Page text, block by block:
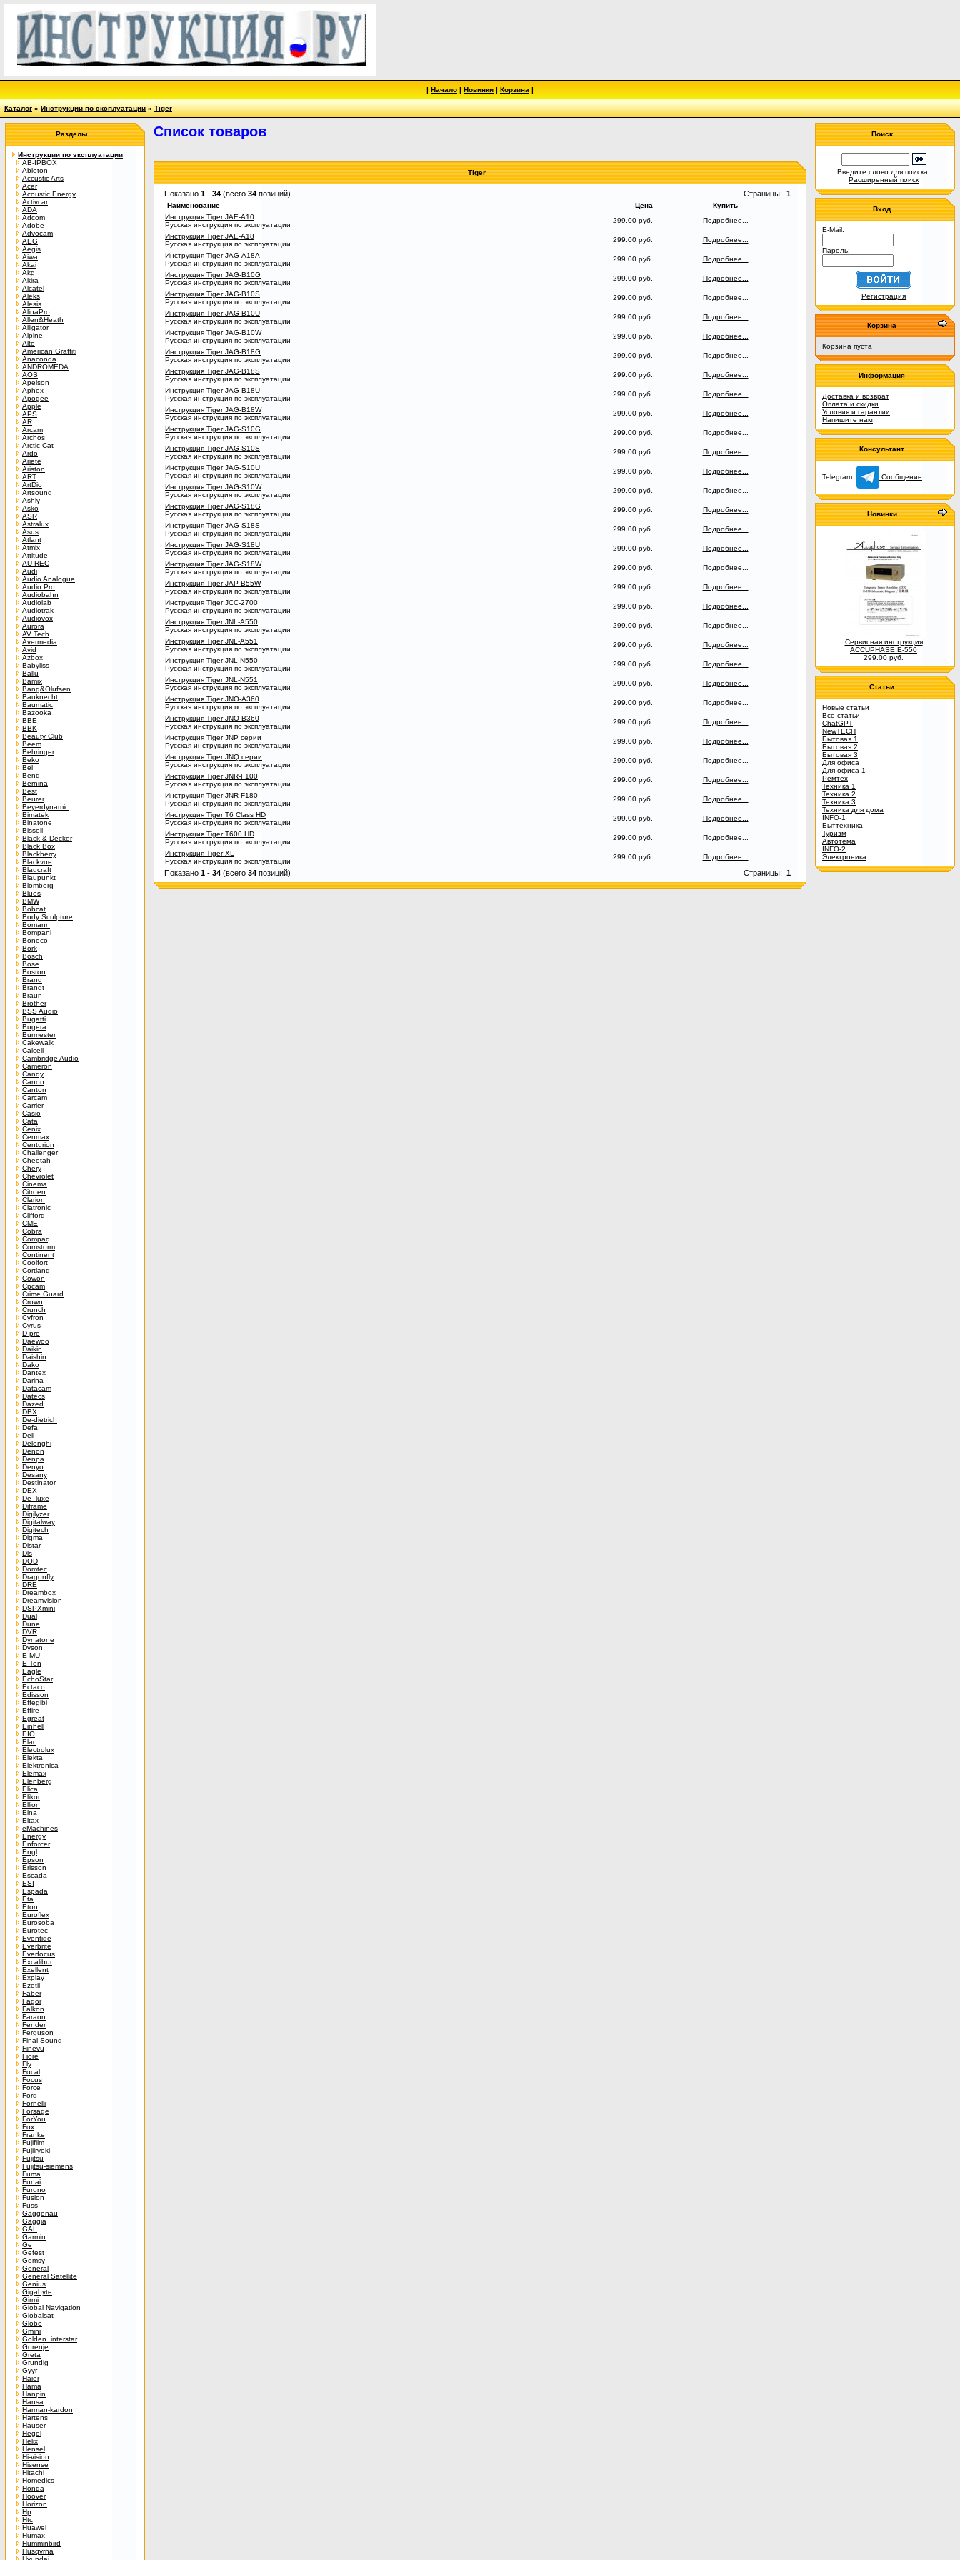
| Начало | Новинки | Корзина |
Каталог»Инструкции по эксплуатации»Tiger
Разделы
Инструкции по эксплуатации
AB-IPBOX
Ableton
Accustic Arts
Acer
Acoustic Energy
Activcar
ADA
Adcom
Adobe
Advocam
AEG
Aegis
Aiwa
Akai
Akg
Akira
Alcatel
Aleks
Alesis
AlinaPro
Allen&Heath
Alligator
Alpine
Alto
American Graffiti
Anaconda
ANDROMEDA
AOS
Apelson
Aphex
Apogee
Apple
APS
AR
Arcam
Archos
Arctic Cat
Ardo
Ariete
Ariston
ART
ArtDio
Artsound
Ashly
Asko
ASR
Astralux
Asus
Atlant
Atmix
Attitude
AU-REC
Audi
Audio Analogue
Audio Pro
Audiobahn
Audiolab
Audiotrak
Audiovox
Aurora
AV Tech
Avermedia
Avid
Azbox
Babyliss
Ballu
Bamix
Bang&Olufsen
Bauknecht
Baumatic
Bazooka
BBE
BBK
Beauty Club
Beem
Behringer
Beko
Bel
Benq
Bernina
Best
Beurer
Beyerdynamic
Bimatek
Binatone
Bissell
Black & Decker
Black Box
Blackberry
Blackvue
Blaucraft
Blaupunkt
Blomberg
Blues
BMW
Bobcat
Body Sculpture
Bomann
Bompani
Boneco
Bork
Bosch
Bose
Boston
Brand
Brandt
Braun
Brother
BSS Audio
Bugatti
Bugera
Burmester
Cakewalk
Calcell
Cambridge Audio
Cameron
Candy
Canon
Canton
Carcam
Carrier
Casio
Cata
Cenix
Cenmax
Centurion
Challenger
Cheetah
Chery
Chevrolet
Cinema
Citroen
Clarion
Clatronic
Clifford
CME
Cobra
Compaq
Comstorm
Continent
Coolfort
Cortland
Cowon
Cpcam
Crime Guard
Crown
Crunch
Cyfron
Cyrus
D-pro
Daewoo
Daikin
Daishin
Dako
Dantex
Darina
Datacam
Datecs
Dazed
DBX
De-dietrich
Defa
Dell
Delonghi
Denon
Denpa
Denyo
Desany
Destinator
DEX
De_luxe
Diframe
Digilyzer
Digitalway
Digitech
Digma
Distar
Dls
DOD
Domtec
Dragonfly
DRE
Dreambox
Dreamvision
DSPXmini
Dual
Dune
DVR
Dynatone
Dyson
E-MU
E-Ten
Eagle
EchoStar
Ectaco
Edisson
Effegibi
Effire
Egreat
Einhell
EIO
Elac
Electrolux
Elekta
Elektronica
Elemax
Elenberg
Elica
Elikor
Ellion
Elna
Eltax
eMachines
Energy
Enforcer
Engl
Epson
Erisson
Escada
ESI
Espada
Eta
Eton
Euroflex
Eurosoba
Eurotec
Eventide
Everbrite
Everfocus
Excalibur
Exellent
Explay
Ezetil
Faber
Fagor
Falkon
Faraon
Fender
Ferguson
Final-Sound
Finevu
Fiore
Fly
Focal
Focus
Force
Ford
Fornelli
Forsage
ForYou
Fox
Franke
Fujifilm
Fujiiryoki
Fujitsu
Fujitsu-siemens
Fuma
Funai
Furuno
Fusion
Fuss
Gaggenau
Gaggia
GAL
Garmin
Ge
Gefest
Gemsy
General
General Satellite
Genius
Gigabyte
Girmi
Global Navigation
Globalsat
Globo
Gmini
Golden_interstar
Gorenje
Greta
Grundig
Gyyr
Haier
Hama
Hanpin
Hansa
Harman-kardon
Hartens
Hauser
Hegel
Helix
Hensel
Hi-vision
Hisense
Hitachi
Homedics
Honda
Hoover
Horizon
Hp
Htc
Huawei
Humax
Humminbird
Husqvrna
Список товаров
Tiger
Показано 1 - 34 (всего 34 позиций) Страницы: 1
Наименование Цена
Купить
Инструкция Tiger JAE-A10
Русская инструкция по эксплуатации
299.00 руб.
Подробнее...
Инструкция Tiger JAE-A18
Русская инструкция по эксплуатации
299.00 руб.
Подробнее...
Инструкция Tiger JAG-A18A
Русская инструкция по эксплуатации
299.00 руб.
Подробнее...
Инструкция Tiger JAG-B10G
Русская инструкция по эксплуатации
299.00 руб.
Подробнее...
Инструкция Tiger JAG-B10S
Русская инструкция по эксплуатации
299.00 руб.
Подробнее...
Инструкция Tiger JAG-B10U
Русская инструкция по эксплуатации
299.00 руб.
Подробнее...
Инструкция Tiger JAG-B10W
Русская инструкция по эксплуатации
299.00 руб.
Подробнее...
Инструкция Tiger JAG-B18G
Русская инструкция по эксплуатации
299.00 руб.
Подробнее...
Инструкция Tiger JAG-B18S
Русская инструкция по эксплуатации
299.00 руб.
Подробнее...
Инструкция Tiger JAG-B18U
Русская инструкция по эксплуатации
299.00 руб.
Подробнее...
Инструкция Tiger JAG-B18W
Русская инструкция по эксплуатации
299.00 руб.
Подробнее...
Инструкция Tiger JAG-S10G
Русская инструкция по эксплуатации
299.00 руб.
Подробнее...
Инструкция Tiger JAG-S10S
Русская инструкция по эксплуатации
299.00 руб.
Подробнее...
Инструкция Tiger JAG-S10U
Русская инструкция по эксплуатации
299.00 руб.
Подробнее...
Инструкция Tiger JAG-S10W
Русская инструкция по эксплуатации
299.00 руб.
Подробнее...
Инструкция Tiger JAG-S18G
Русская инструкция по эксплуатации
299.00 руб.
Подробнее...
Инструкция Tiger JAG-S18S
Русская инструкция по эксплуатации
299.00 руб.
Подробнее...
Инструкция Tiger JAG-S18U
Русская инструкция по эксплуатации
299.00 руб.
Подробнее...
Инструкция Tiger JAG-S18W
Русская инструкция по эксплуатации
299.00 руб.
Подробнее...
Инструкция Tiger JAP-B55W
Русская инструкция по эксплуатации
299.00 руб.
Подробнее...
Инструкция Tiger JCC-2700
Русская инструкция по эксплуатации
299.00 руб.
Подробнее...
Инструкция Tiger JNL-A550
Русская инструкция по эксплуатации
299.00 руб.
Подробнее...
Инструкция Tiger JNL-A551
Русская инструкция по эксплуатации
299.00 руб.
Подробнее...
Инструкция Tiger JNL-N550
Русская инструкция по эксплуатации
299.00 руб.
Подробнее...
Инструкция Tiger JNL-N551
Русская инструкция по эксплуатации
299.00 руб.
Подробнее...
Инструкция Tiger JNO-A360
Русская инструкция по эксплуатации
299.00 руб.
Подробнее...
Инструкция Tiger JNO-B360
Русская инструкция по эксплуатации
299.00 руб.
Подробнее...
Инструкция Tiger JNP серии
Русская инструкция по эксплуатации
299.00 руб.
Подробнее...
Инструкция Tiger JNQ серии
Русская инструкция по эксплуатации
299.00 руб.
Подробнее...
Инструкция Tiger JNR-F100
Русская инструкция по эксплуатации
299.00 руб.
Подробнее...
Инструкция Tiger JNR-F180
Русская инструкция по эксплуатации
299.00 руб.
Подробнее...
Инструкция Tiger T6 Class HD
Русская инструкция по эксплуатации
299.00 руб.
Подробнее...
Инструкция Tiger T600 HD
Русская инструкция по эксплуатации
299.00 руб.
Подробнее...
Инструкция Tiger XL
Русская инструкция по эксплуатации
299.00 руб. Подробнее...
Показано 1 - 34 (всего 34 позиций) Страницы: 1
Поиск
Введите слово для поиска.
Расширенный поиск
Вход
E-Mail:
Пароль:
Регистрация
Корзина
Корзина пуста
Информация
Доставка и возврат
Оплата и скидки
Условия и гарантии
Напишите нам
Консультант
Telegram: Сообщение
Новинки
Сервисная инструкция
ACCUPHASE E-550
299.00 руб.
Статьи
Новые статьи
Все статьи
ChatGPT
NewTECH
Бытовая 1
Бытовая 2
Бытовая 3
Для офиса
Для офиса 1
Ремтех
Техника 1
Техника 2
Техника 3
Техника для дома
INFO-1
Быттехника
Туризм
Автотема
INFO-2
Электроника